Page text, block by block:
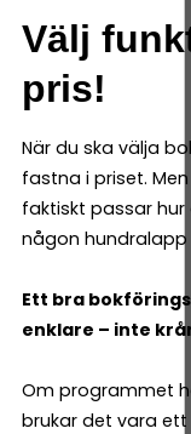
Välj
pris!
När du ska välja
fastna i priset.
faktiskt passar
någon
Ett bra
enklare – inte
Om programmet
brukar det vara